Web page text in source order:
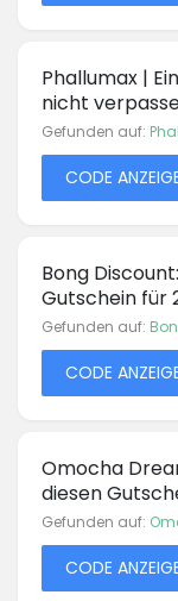
Phallumax |
nicht
Gefunden auf:
CODE
Bong
Gutschein für
Gefunden auf:
CODE
Omocha
diesen
Gefunden auf:
CODE